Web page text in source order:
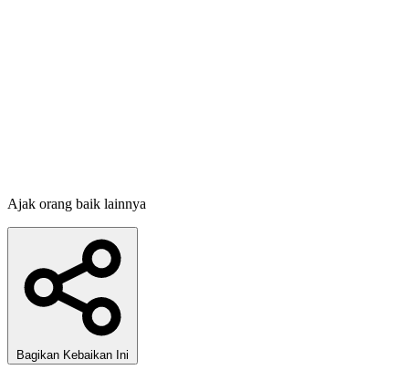
Ajak orang baik lainnya
Bagikan Kebaikan Ini